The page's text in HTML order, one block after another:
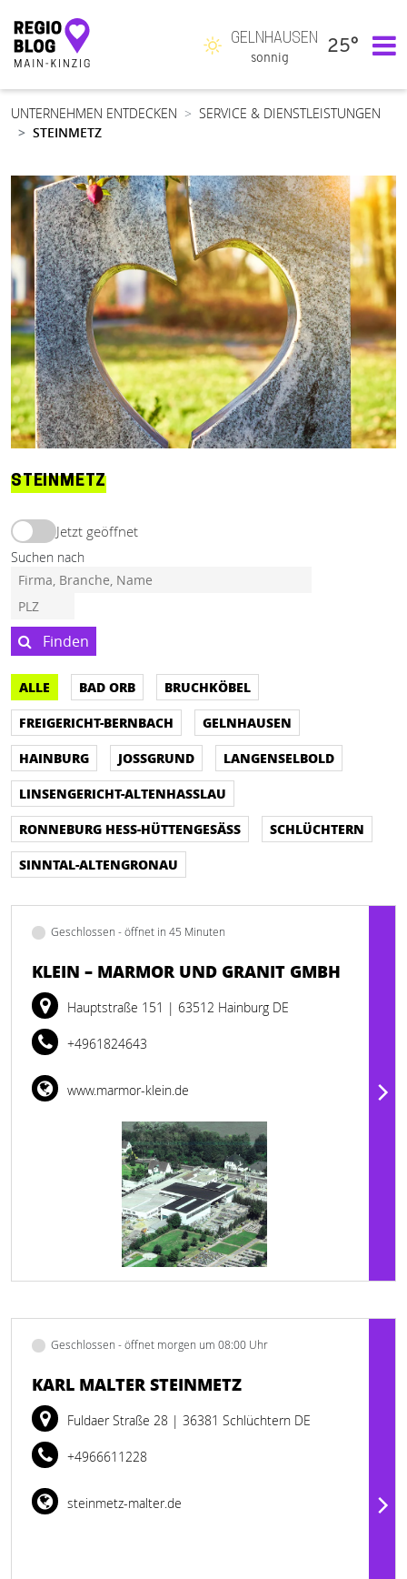
Hauptnavigation
GELNHAUSEN
sonnig
25°
UNTERNEHMEN ENTDECKEN
SERVICE & DIENSTLEISTUNGEN
STEINMETZ
STEINMETZ
Jetzt geöffnet
Suchen nach
Finden
ALLE BAD ORB
BRUCHKÖBEL
FREIGERICHT-BERNBACH
GELNHAUSEN
HAINBURG
JOSSGRUND
LANGENSELBOLD
LINSENGERICHT-ALTENHASSLAU
RONNEBURG HESS-HÜTTENGESÄSS
SCHLÜCHTERN
SINNTAL-ALTENGRONAU
Geschlossen - öffnet in 45 Minuten
KLEIN – MARMOR UND GRANIT GMBH
Hauptstraße 151 | 63512 Hainburg DE
+4961824643
www.marmor-klein.de
Geschlossen - öffnet morgen um 08:00 Uhr
KARL MALTER STEINMETZ
Fuldaer Straße 28 | 36381 Schlüchtern DE
+4966611228
steinmetz-malter.de